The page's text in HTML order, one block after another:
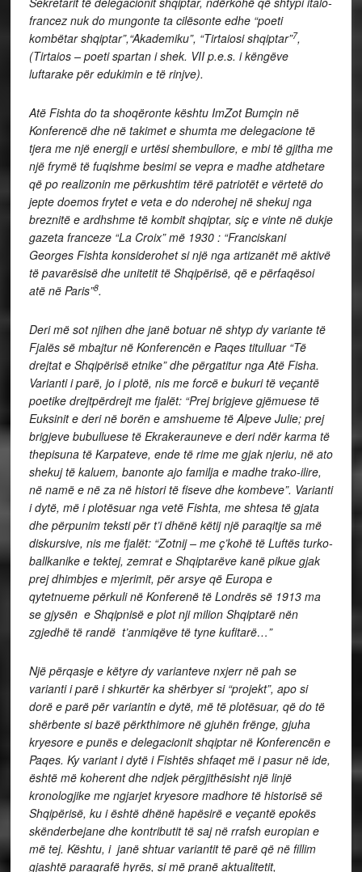
francez nuk do mungonte ta cilësonte edhe “poeti
kombëtar shqiptar”,“Akademiku”, “Tirtaiosi shqiptar”7,
(Tirtaios – poeti spartan i shek. VII p.e.s. i këngëve
luftarake për edukimin e të rinjve).
Atë Fishta do ta shoqëronte kështu ImZot Bumçin në
Konferencë dhe në takimet e shumta me delegacione të
tjera me një energji e urtësi shembullore, e mbi të gjitha me
një frymë të fuqishme besimi se vepra e madhe atdhetare
që po realizonin me përkushtim tërë patriotët e vërtetë do
jepte doemos frytet e veta e do nderohej në shekuj nga
breznitë e ardhshme të kombit shqiptar, siç e vinte në dukje
gazeta franceze “La Croix” më 1930 : “Franciskani
Georges Fishta konsiderohet si një nga artizanët më aktivë
të pavarësisë dhe unitetit të Shqipërisë, që e përfaqësoi
atë në Paris”8.
Deri më sot njihen dhe janë botuar në shtyp dy variante të
Fjalës së mbajtur në Konferencën e Paqes titulluar “Të
drejtat e Shqipërisë etnike” dhe përgatitur nga Atë Fisha.
Varianti i parë, jo i plotë, nis me forcë e bukuri të veçantë
poetike drejtpërdrejt me fjalët: “Prej brigjeve gjëmuese të
Euksinit e deri në borën e amshueme të Alpeve Julie; prej
brigjeve bubulluese të Ekrakerauneve e deri ndër karma të
thepisuna të Karpateve, ende të rime me gjak njeriu, në ato
shekuj të kaluem, banonte ajo familja e madhe trako-ilire,
në namë e në za në histori të fiseve dhe kombeve”. Varianti
i dytë, më i plotësuar nga vetë Fishta, me shtesa të gjata
dhe përpunim teksti për t’i dhënë këtij një paraqitje sa më
diskursive, nis me fjalët: “Zotnij – me ç’kohë të Luftës turko-
ballkanike e tektej, zemrat e Shqiptarëve kanë pikue gjak
prej dhimbjes e mjerimit, për arsye që Europa e
qytetnueme përkuli në Konferenë të Londrës së 1913 ma
se gjysën e Shqipnisë e plot nji milion Shqiptarë nën
zgjedhë të randë t’anmiqëve të tyne kufitarë…”
Një përqasje e këtyre dy varianteve nxjerr në pah se
varianti i parë i shkurtër ka shërbyer si “projekt”, apo si
dorë e parë për variantin e dytë, më të plotësuar, që do të
shërbente si bazë përkthimore në gjuhën frënge, gjuha
kryesore e punës e delegacionit shqiptar në Konferencën e
Paqes. Ky variant i dytë i Fishtës shfaqet më i pasur në ide,
është më koherent dhe ndjek përgjithësisht një linjë
kronologjike me ngjarjet kryesore madhore të historisë së
Shqipërisë, ku i është dhënë hapësirë e veçantë epokës
skënderbejane dhe kontributit të saj në rrafsh europian e
më tej. Kështu, i janë shtuar variantit të parë që në fillim
gjashtë paragrafë hyrës, si më pranë aktualitetit,